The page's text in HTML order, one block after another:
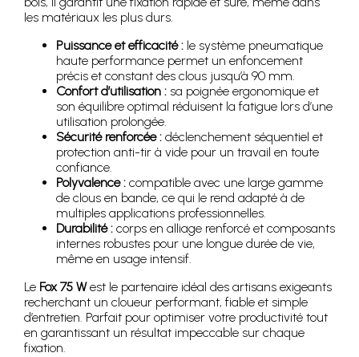
les matériaux les plus durs.
Puissance et efficacité : le système pneumatique
haute performance permet un enfoncement
précis et constant des clous jusqu’à 90 mm.
Confort d’utilisation : sa poignée ergonomique et
son équilibre optimal réduisent la fatigue lors d’une
utilisation prolongée.
Sécurité renforcée : déclenchement séquentiel et
protection anti-tir à vide pour un travail en toute
confiance.
Polyvalence : compatible avec une large gamme
de clous en bande, ce qui le rend adapté à de
multiples applications professionnelles.
Durabilité : corps en alliage renforcé et composants
internes robustes pour une longue durée de vie,
même en usage intensif.
Le Fox 75 West le partenaire idéal des artisans exigeants
recherchant un cloueur performant, fiable et simple
d’entretien. Parfait pour optimiser votre productivité tout
en garantissant un résultat impeccable sur chaque
fixation.